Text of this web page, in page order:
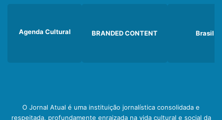
Agenda Cultural BRANDED CONTENT Brasil
O Jornal Atual é uma instituição jornalística consolidada e
respeitada, profundamente enraizada na vida cultural e social da